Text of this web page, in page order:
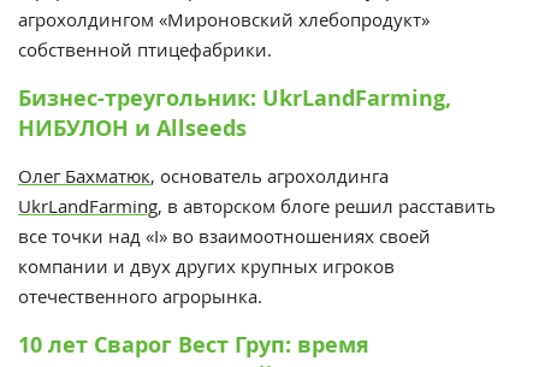
агрохолдингом «Мироновский хлебопродукт»
собственной птицефабрики.
Бизнес-треугольник: UkrLandFarming,
НИБУЛОН и Allseeds
Олег Бахматюк, основатель агрохолдинга
UkrLandFarming, в авторском блоге решил расставить
все точки над «I» во взаимоотношениях своей
компании и двух других крупных игроков
отечественного агрорынка.
10 лет Сварог Вест Груп: время